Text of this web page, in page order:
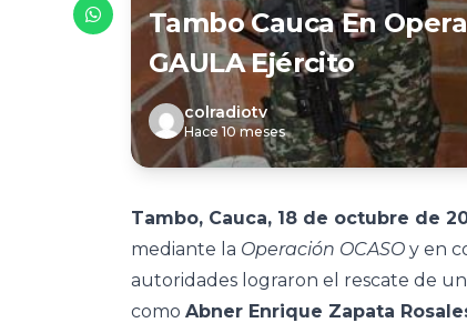
Tambo Cauca En
GAULA Ejército
colradiotv
Hace 10 meses
Tambo, Cauca, 18 de octubre de
mediante la Operación OCASO y en
autoridades lograron el rescate de
como Abner Enrique Zapata